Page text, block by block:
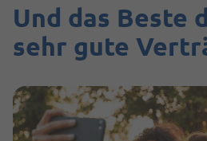
Und das Beste
sehr gute